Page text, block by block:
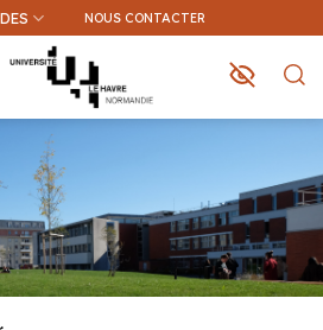
NOUS CONTACTER
vous ?
sur ce site
formation